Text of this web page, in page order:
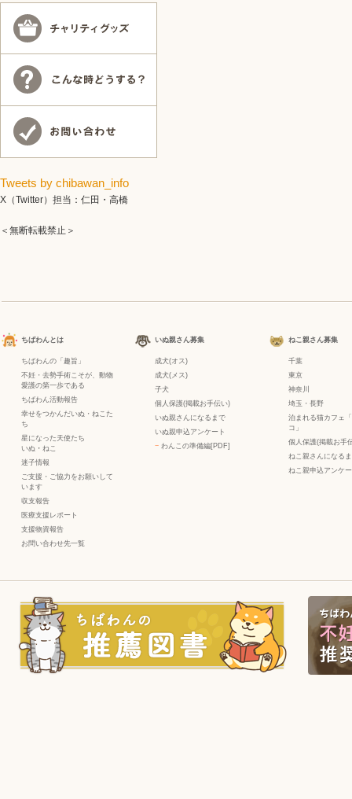
Tweets by chibawan_info
X（Twitter）担当：仁田・高橋
＜無断転載禁止＞
ちばわんとは
ちばわんの「趣旨」
不妊・去勢手術こそが、動物
愛護の第一歩である
ちばわん活動報告
幸せをつかんだいぬ・ねこた
ち
星になった天使たち
いぬ ・ ねこ
迷子情報
ご支援・ご協力をお願いして
います
収支報告
医療支援レポート
支援物資報告
お問い合わせ先一覧
いぬ親さん募集
成犬(オス)
成犬(メス)
子犬
個人保護(掲載お手伝い)
いぬ親さんになるまで
いぬ親申込アンケート
− わんこの準備編[PDF]
ねこ親さん募集
千葉
東京
神奈川
埼玉・長野
泊まれる猫カフェ
コ」
個人保護(掲載お手
ねこ親さんになる
ねこ親申込アンケ